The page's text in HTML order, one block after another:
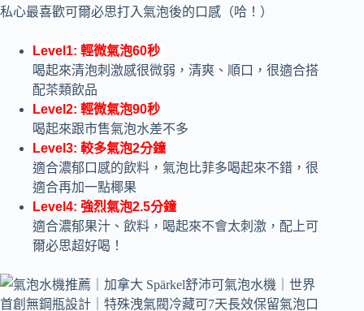
私心最喜歡可爾必思打入氣泡後的口感（哈！）
Level1: 輕微氣泡60秒
喝起來清泡刺激感很微弱，清爽、順口，很適合搭
配茶類飲品
Level2: 輕微氣泡90秒
喝起來跟市售氣泡水差不多
Level3: 較多氣泡2分鐘
適合濃郁口感的飲料，氣泡比菲多喝起來不錯，很
適合再加一點椰果
Level4: 強烈氣泡2.5分鐘
適合濃郁果汁、飲料，喝起來不會太刺激，配上可
爾必思超好喝！